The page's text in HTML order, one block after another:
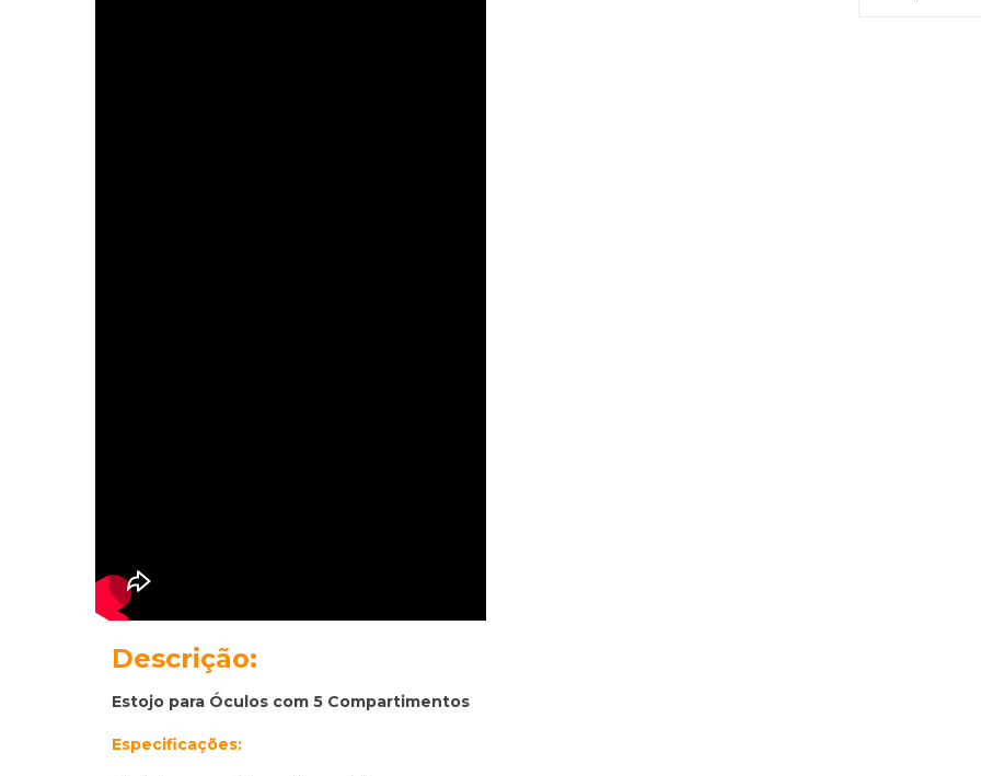
Descrição:
Estojo para Óculos com 5 Compartimentos
Especificações: